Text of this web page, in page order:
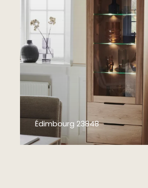
Édimbourg 23848